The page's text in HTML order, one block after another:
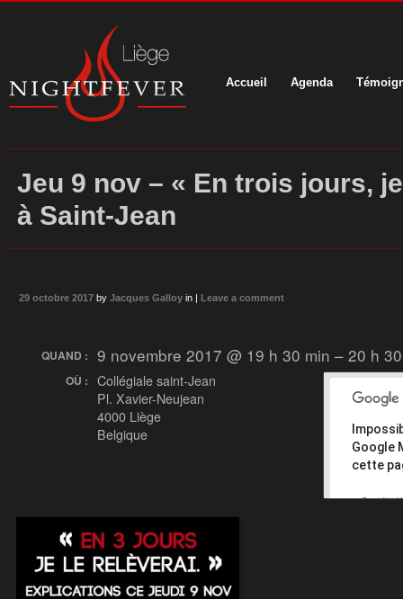
Accueil Agenda
Jeu 9 nov – « En trois jours,
à Saint-Jean
29 octobre 2017 by Jacques Galloy in | Leave a comment
QUAND : 9 novembre 2017 @ 19 h 30 min – 20 h
Google
cette
Ce site
OÙ :
Collégiale saint-Jean
Pl. Xavier-Neujean
4000 Liège
Belgique